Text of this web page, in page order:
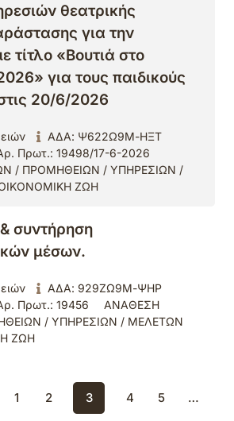
θεατρικής
για την
τίτλο «Βουτιά στο
για τους παιδικούς
20/6/2026
ΑΔΑ: Ψ622Ω9Μ-ΗΞΤ
Πρωτ.: 19498/17-6-2026
/ ΠΡΟΜΗΘΕΙΩΝ / ΥΠΗΡΕΣΙΩΝ /
ΖΩΗ
συντήρηση
μέσων.
ΑΔΑ: 929ΖΩ9Μ-ΨΗΡ
Πρωτ.: 19456
ΑΝΑΘΕΣΗ
/ ΥΠΗΡΕΣΙΩΝ / ΜΕΛΕΤΩΝ
ΖΩΗ
1 2 3 4 5 …